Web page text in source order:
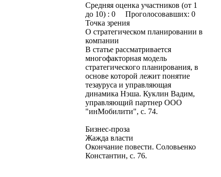
Средняя оценка участников (от 1
до 10) : 0 Проголосовавших: 0
Точка зрения
О стратегическом планировании в
компании
В статье рассматривается
многофакторная модель
стратегического планирования, в
основе которой лежит понятие
тезауруса и управляющая
динамика Нэша. Куклин Вадим,
управляющий партнер ООО
"инМобилити", с. 74.
Бизнес-проза
Жажда власти
Окончание повести. Соловьенко
Константин, с. 76.